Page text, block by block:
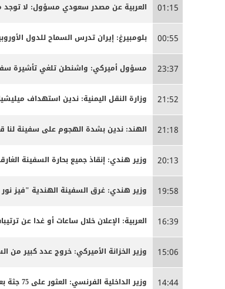
01:15 العربية عن مصدر سعودي مسؤول: لا توجد
00:55 بلومبيرغ: إيران تدرس السماح للدول
23:37 مسؤول أميركي: واشنطن تلغي تأشيرة
21:52 وزارة النقل اليمنية: ندين استهداف
21:18 الهند: ندين بشدة الهجوم على سفينة لنا
20:13 وزير هندي: إنقاذ جميع بحارة السفينة
19:58 وزير هندي: غرق السفينة الهندية "فيز
16:39 العربية: الإعلان خلال ساعات أو غدا عن
15:06 وزير الخزانة الأميركي: خروج عدد كبير
14:44 وزير الداخلية الفرنسي: العثور على 75 جثة بعد عبور المهاجرين الأسبوع الماضي إلى سبتة